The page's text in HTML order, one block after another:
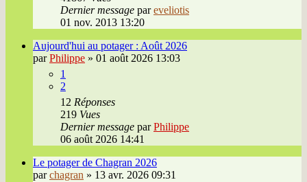
Dernier message pareveliotis
01 nov. 2013 13:20
Aujourd'hui au potager : Août 2026
parPhilippe » 01 août 2026 13:03
1
2
12 Réponses
219 Vues
Dernier message parPhilippe
06 août 2026 14:41
Le potager de Chagran 2026
parchagran » 13 avr. 2026 09:31